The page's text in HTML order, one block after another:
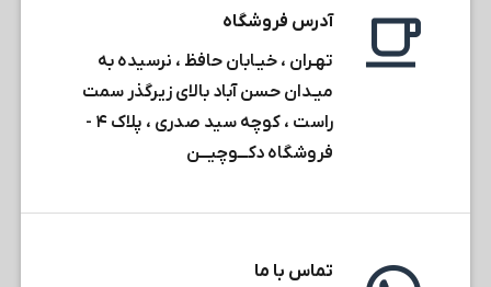
آدرس فروشگاه
تهـران ، خیـابان حافظ ، نرسیده به
میـدان حسن آباد بالای زیرگذر سمت
راست ، کوچه سید صدری ، پلاک ۴ -
فروشگاه دکـــوچیـــن
تماس با ما